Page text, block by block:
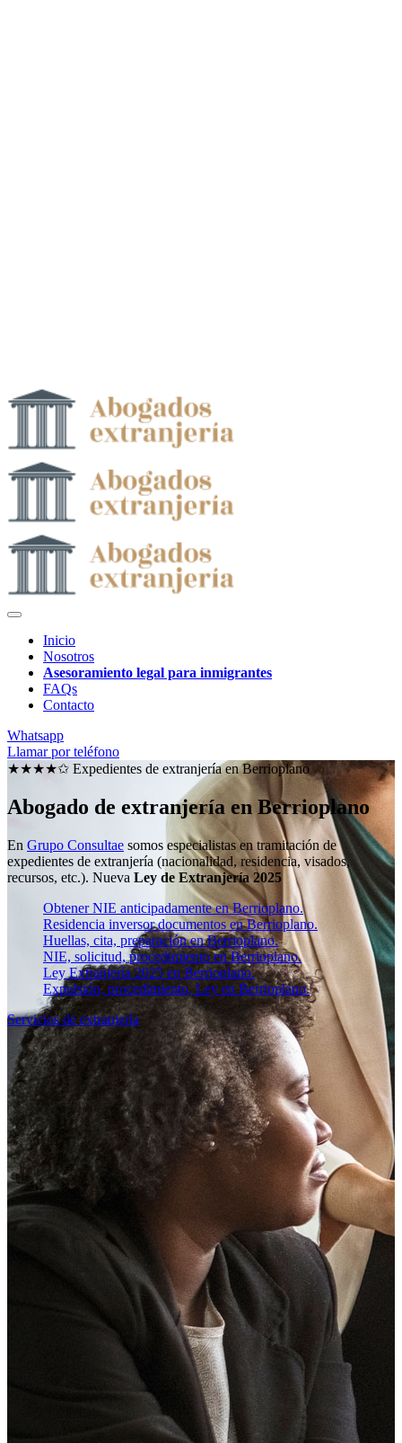
Inicio
Nosotros
Asesoramiento legal para inmigrantes
FAQs
Contacto
Whatsapp
Llamar por teléfono
★★★★✩ Expedientes de extranjería enBerrioplano
Abogado de extranjería en Berrioplano
En Grupo Consultae somos especialistas en tramitación de
expedientes de extranjería (nacionalidad, residencia, visados,
recursos, etc.). Nueva Ley de Extranjería 2025
Obtener NIE anticipadamente en Berrioplano.
Residencia inversor documentos en Berrioplano.
Huellas, cita, preparación en Berrioplano.
NIE, solicitud, procedimiento en Berrioplano.
Ley Extranjería 2025 en Berrioplano.
Expulsión, procedimiento, Ley en Berrioplano.
Servicios de extranjería